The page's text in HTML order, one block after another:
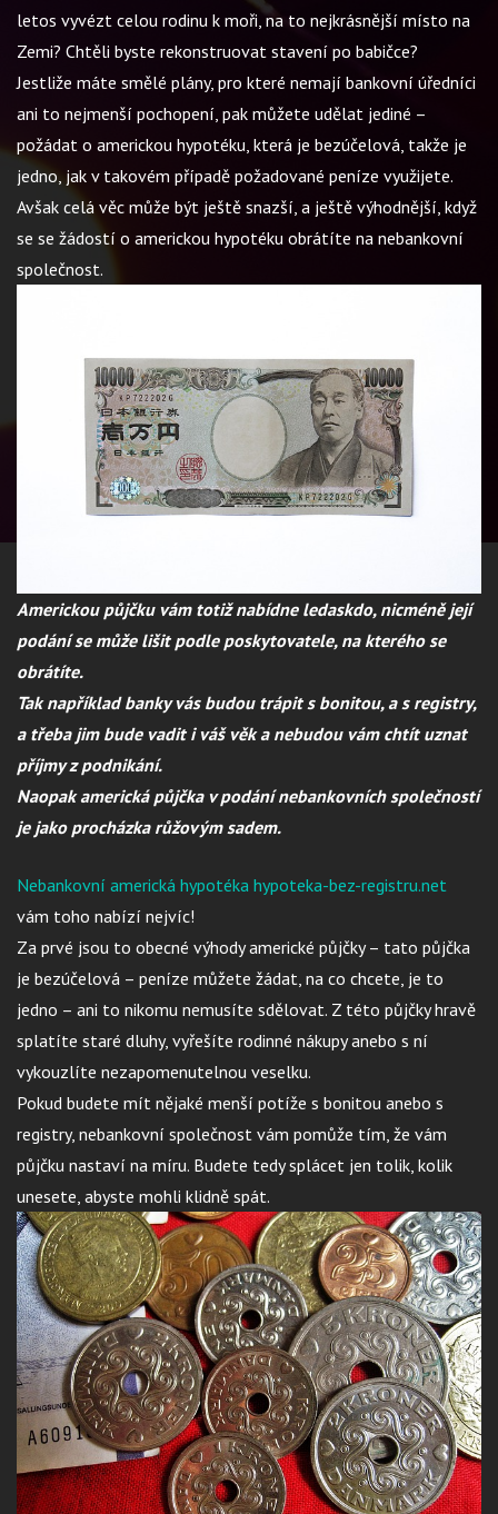
letos vyvézt celou rodinu k moři, na to nejkrásnější místo na
Zemi? Chtěli byste rekonstruovat stavení po babičce?
Jestliže máte smělé plány, pro které nemají bankovní úředníci
ani to nejmenší pochopení, pak můžete udělat jediné –
požádat o americkou hypotéku, která je bezúčelová, takže je
jedno, jak v takovém případě požadované peníze využijete.
Avšak celá věc může být ještě snazší, a ještě výhodnější, když
se se žádostí o americkou hypotéku obrátíte na nebankovní
společnost.
Americkou půjčku vám totiž nabídne ledaskdo, nicméně její
podání se může lišit podle poskytovatele, na kterého se
obrátíte.
Tak například banky vás budou trápit s bonitou, a s registry,
a třeba jim bude vadit i váš věk a nebudou vám chtít uznat
příjmy z podnikání.
Naopak americká půjčka v podání nebankovních společností
je jako procházka růžovým sadem.
Nebankovní americká hypotéka hypoteka-bez-registru.net
vám toho nabízí nejvíc!
Za prvé jsou to obecné výhody americké půjčky – tato půjčka
je bezúčelová – peníze můžete žádat, na co chcete, je to
jedno – ani to nikomu nemusíte sdělovat. Z této půjčky hravě
splatíte staré dluhy, vyřešíte rodinné nákupy anebo s ní
vykouzlíte nezapomenutelnou veselku.
Pokud budete mít nějaké menší potíže s bonitou anebo s
registry, nebankovní společnost vám pomůže tím, že vám
půjčku nastaví na míru. Budete tedy splácet jen tolik, kolik
unesete, abyste mohli klidně spát.